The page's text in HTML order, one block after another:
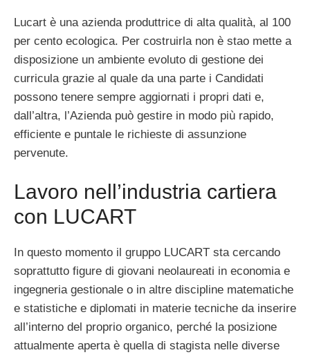
Lucart è una azienda produttrice di alta qualità, al 100
per cento ecologica. Per costruirla non è stao mette a
disposizione un ambiente evoluto di gestione dei
curricula grazie al quale da una parte i Candidati
possono tenere sempre aggiornati i propri dati e,
dall’altra, l’Azienda può gestire in modo più rapido,
efficiente e puntale le richieste di assunzione
pervenute.
Lavoro nell’industria cartiera
con LUCART
In questo momento il gruppo LUCART sta cercando
soprattutto figure di giovani neolaureati in economia e
ingegneria gestionale o in altre discipline matematiche
e statistiche e diplomati in materie tecniche da inserire
all’interno del proprio organico, perché la posizione
attualmente aperta è quella di stagista nelle diverse